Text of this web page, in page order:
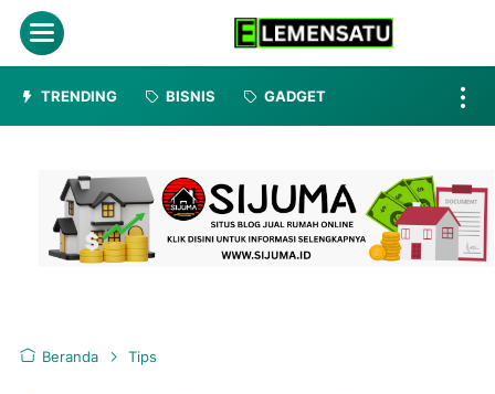
Menu
TRENDING BISNIS GADGET
Beranda Tips